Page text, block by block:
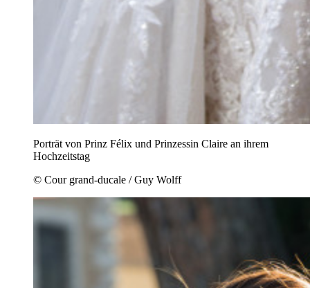
Porträt von Prinz Félix und Prinzessin Claire an ihrem
Hochzeitstag
© Cour grand-ducale / Guy Wolff